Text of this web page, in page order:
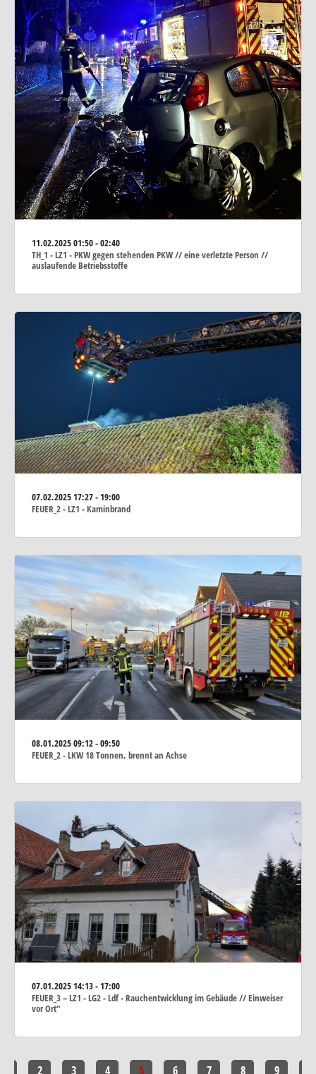
11.02.202501:50 - 02:40
TH_1 - LZ1 - PKW gegen stehenden PKW // eine verletzte Person //
auslaufende Betriebsstoffe
07.02.202517:27 - 19:00
FEUER_2 - LZ1 - Kaminbrand
08.01.202509:12 - 09:50
FEUER_2 - LKW 18 Tonnen, brennt an Achse
07.01.202514:13 - 17:00
FEUER_3 – LZ1 - LG2 - Ldf - Rauchentwicklung im Gebäude // Einweiser
vor Ort“
2 3 4 5 6 7 8 9